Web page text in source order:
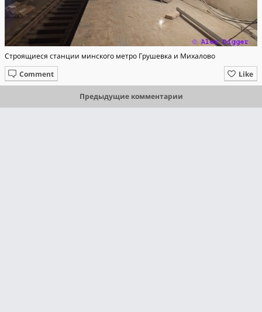
Строящиеся станции минского метро Грушевка и Михалово
Like
Comment
Предыдущие комментарии